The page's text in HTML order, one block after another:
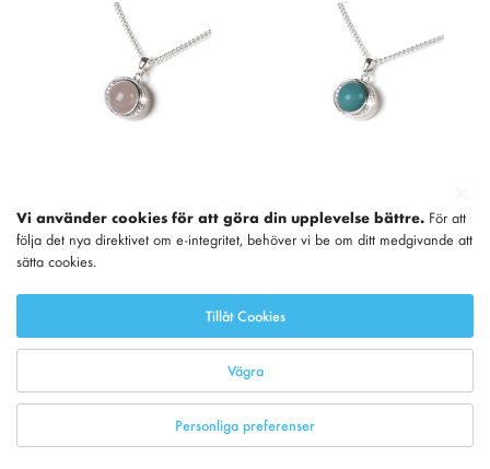
Ask-hänge av silver
(925) rosenkvarts
ädelsten
2 440,00
ädelsten (ljusgrön)
2 440,00
Vi använder cookies för att göra din upplevelse bättre. För att
följa det nya direktivet om e-integritet, behöver vi be om ditt medgivande att
sätta cookies.
Tillåt Cookies
Vägra
Personliga preferenser